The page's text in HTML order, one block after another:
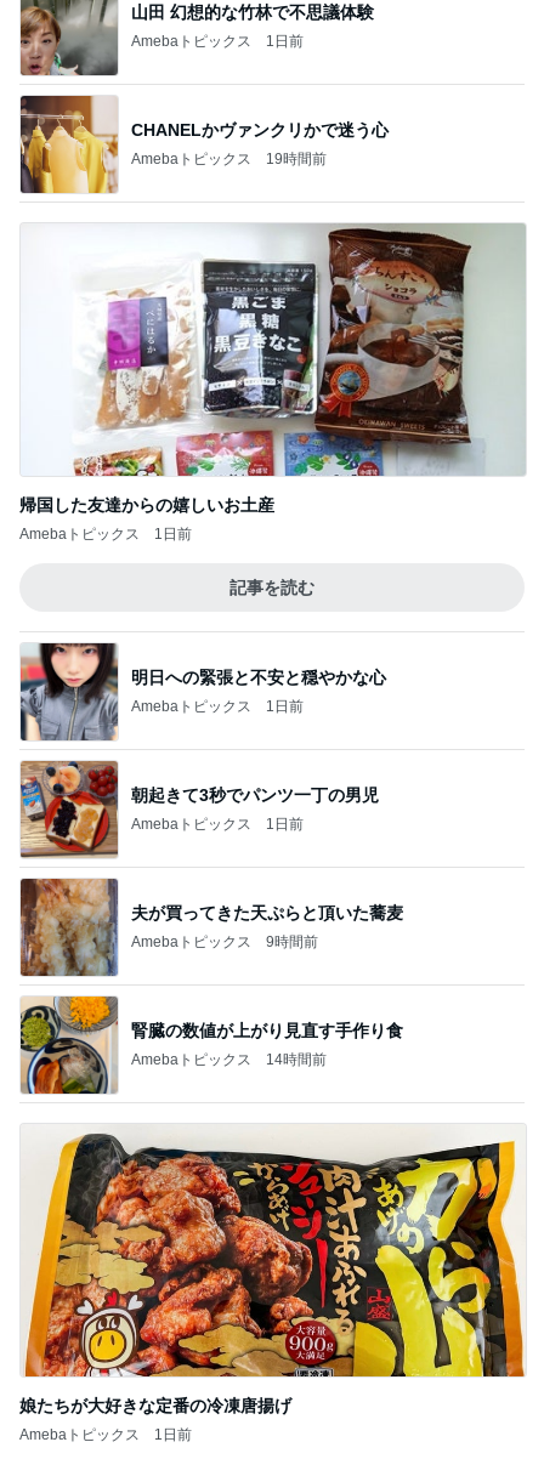
山田 幻想的な竹林で不思議体験
Amebaトピックス 1日前
CHANELかヴァンクリかで迷う心
Amebaトピックス 19時間前
帰国した友達からの嬉しいお土産
Amebaトピックス 1日前
記事を読む
明日への緊張と不安と穏やかな心
Amebaトピックス 1日前
朝起きて3秒でパンツ一丁の男児
Amebaトピックス 1日前
夫が買ってきた天ぷらと頂いた蕎麦
Amebaトピックス 9時間前
腎臓の数値が上がり見直す手作り食
Amebaトピックス 14時間前
娘たちが大好きな定番の冷凍唐揚げ
Amebaトピックス 1日前